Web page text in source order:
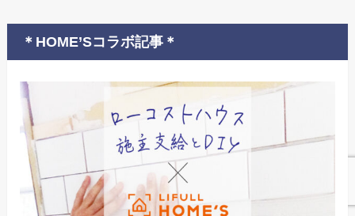
＊HOME’Sコラボ記事＊